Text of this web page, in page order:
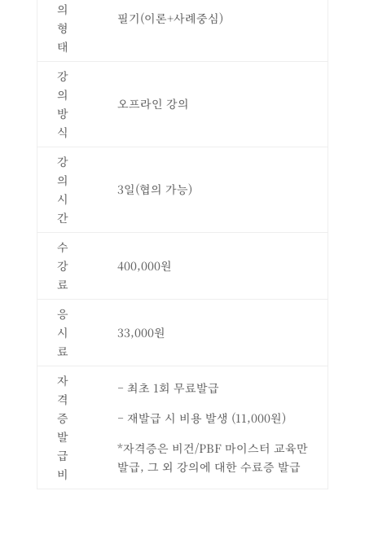
의
형
태
필기(이론+사례중심)
강
의
방
식
오프라인 강의
강
의
시
간
3일(협의 가능)
수
강
료
400,000원
응
시
료
33,000원
자
격
증
발
급
비
– 최초 1회 무료발급
– 재발급 시 비용 발생 (11,000원)
*자격증은 비건/PBF 마이스터 교육만
발급, 그 외 강의에 대한 수료증 발급